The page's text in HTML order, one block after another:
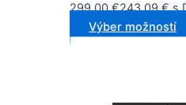
299,00€243,09€ s
Výber možností